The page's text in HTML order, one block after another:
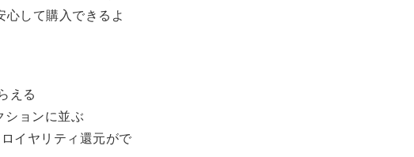
して購入できるよ
える
ションに並ぶ
イヤリティ還元がで